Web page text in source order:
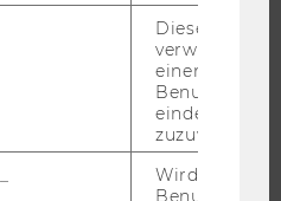
Dieses
verwendet,
einem/einer
Benutzer*in
eindeutige ID
zuzuweisen
Wird gesetzt,
Benutzer